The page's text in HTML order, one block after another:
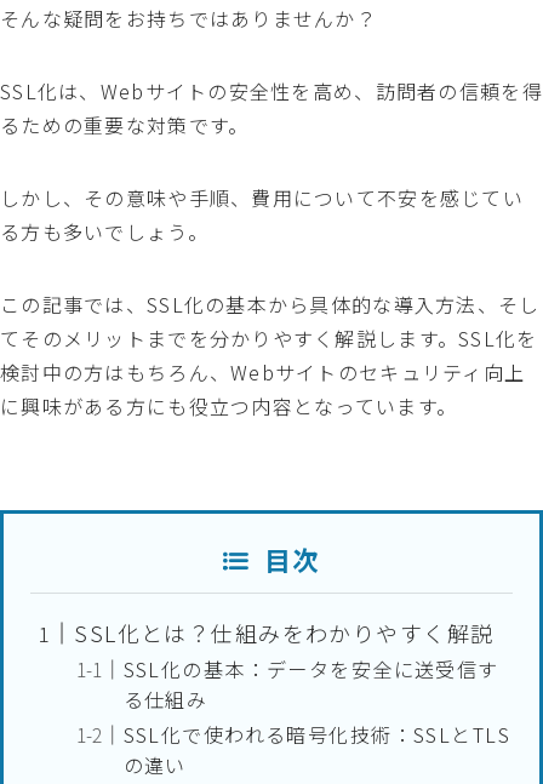
そんな疑問をお持ちではありませんか？
SSL化は、Webサイトの安全性を高め、訪問者の信頼を得
るための重要な対策です。
しかし、その意味や手順、費用について不安を感じてい
る方も多いでしょう。
この記事では、SSL化の基本から具体的な導入方法、そし
てそのメリットまでを分かりやすく解説します。SSL化を
検討中の方はもちろん、Webサイトのセキュリティ向上
に興味がある方にも役立つ内容となっています。
目次
SSL化とは？仕組みをわかりやすく解説
SSL化の基本：データを安全に送受信す
る仕組み
SSL化で使われる暗号化技術：SSLとTLS
の違い